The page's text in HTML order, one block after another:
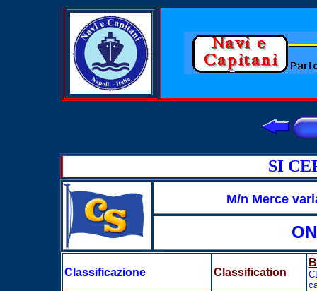
SI
M/n Merce
Classificazione Classification